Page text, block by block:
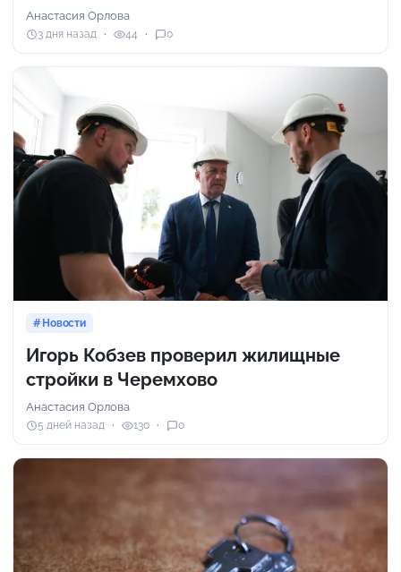
Анастасия Орлова
3 дня назад 44 0
Новости
Игорь Кобзев проверил жилищные
стройки в Черемхово
Анастасия Орлова
5 дней назад 130 0